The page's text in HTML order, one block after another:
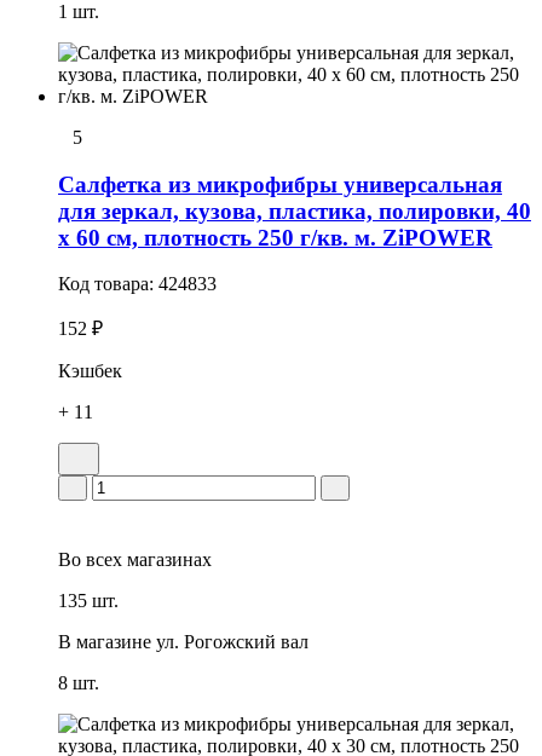
1 шт.
5
Салфетка из микрофибры универсальная
для зеркал, кузова, пластика, полировки, 40
х 60 см, плотность 250 г/кв. м. ZiPOWER
Код товара: 424833
152 ₽
Кэшбек
+ 11
Во всех магазинах
135 шт.
В магазине ул. Рогожский вал
8 шт.